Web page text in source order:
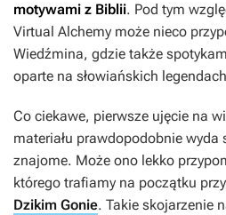
motywami z Biblii. Pod tym
Virtual Alchemy może nieco
Wiedźmina, gdzie także
oparte na słowiańskich
Co ciekawe, pierwsze ujęcie na
materiału prawdopodobnie wyda
znajome. Może ono lekko
którego trafiamy na początku
Dzikim Gonie. Takie skojarzenie